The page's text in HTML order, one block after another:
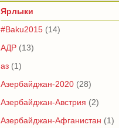
Ярлыки
#Baku2015 (14)
АДР (13)
аз (1)
Азербайджан-2020 (28)
Азербайджан-Австрия (2)
Азербайджан-Афганистан (1)